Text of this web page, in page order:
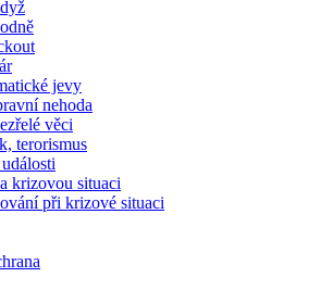
jevy
nehoda
věci
terorismus
krizovou situaci
při krizové situaci